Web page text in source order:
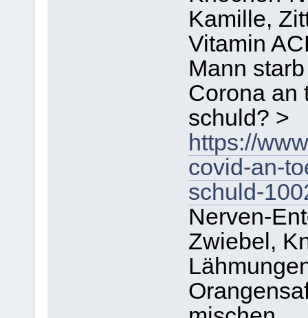
Kamille,
Vitamin
Mann
Corona an
schuld? >
https://
covid-an-
schuld-
Nerven-
Zwiebel,